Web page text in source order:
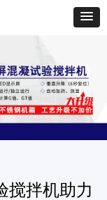
搅拌机助力